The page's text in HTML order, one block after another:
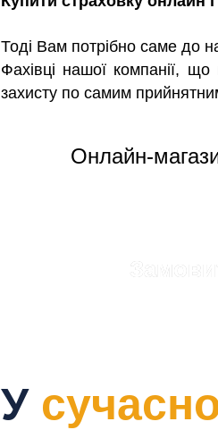
Тоді Вам потрібно саме до
Фахівці нашої компанії,
захисту по самим
Онлайн-
У